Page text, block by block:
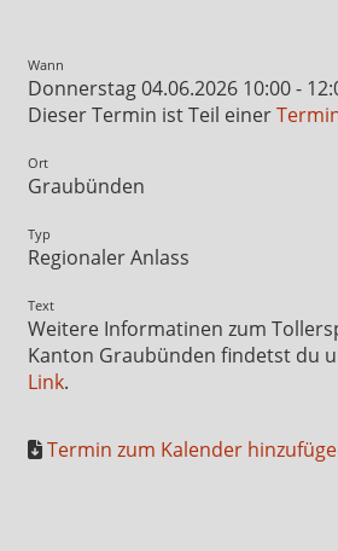
Wann
Donnerstag 04.06.2026 10:00 -
Dieser Termin ist Teil einer
Ort
Graubünden
Typ
Regionaler Anlass
Text
Weitere Informatinen zum
Kanton Graubünden findetst du
Link.
Termin zum Kalender